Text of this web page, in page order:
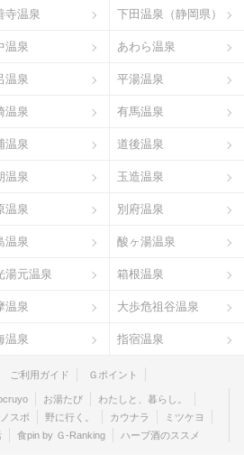
寺温泉 下田温泉（静岡県）
温泉 あわら温泉
温泉 平湯温泉
温泉 有馬温泉
温泉 道後温泉
温泉 玉造温泉
温泉 別府温泉
温泉 酸ヶ湯温泉
湯元温泉 箱根温泉
温泉 大歩危祖谷温泉
温泉 指宿温泉
ご利用ガイド Ｇポイント
お湯たび
わたしと、暮らし。
スポ 野に行く。 カウナラ
ミツケヨ
食pin by Ｇ-Ranking ハーブ酒のススメ